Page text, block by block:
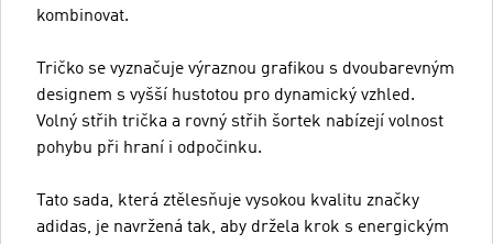
kombinovat.
Tričko se vyznačuje výraznou grafikou s dvoubarevným
designem s vyšší hustotou pro dynamický vzhled.
Volný střih trička a rovný střih šortek nabízejí volnost
pohybu při hraní i odpočinku.
Tato sada, která ztělesňuje vysokou kvalitu značky
adidas, je navržená tak, aby držela krok s energickým